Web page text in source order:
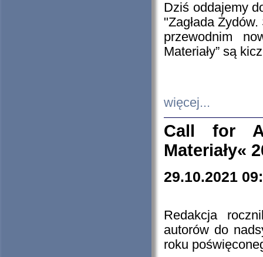
Dziś oddajemy
"Zagłada
przewodnim
Materiały” są
więcej...
Call for
Materiały«
29.10.2021
Redakcja
autorów do
roku